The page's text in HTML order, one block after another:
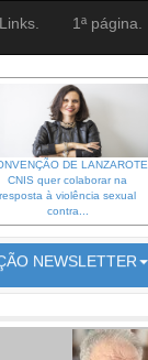
Links. 1ª página.
DE LANZAROTE
CNIS quer colaborar na
resposta à violência sexual
contra...
NEWSLETTER
inscritos